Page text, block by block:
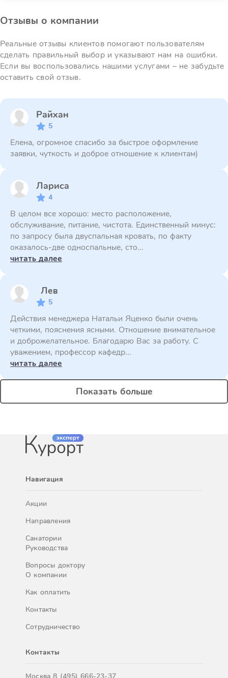
Отзывы о компании
Реальные отзывы клиентов помогают пользователям
сделать правильный выбор и указывают нам на ошибки.
Если вы воспользовались нашими услугами – не забудьте
оставить свой отзыв.
Райхан
5
Елена, огромное спасибо за быстрое оформление
заявки, чуткость и доброе отношение к клиентам)
Лариса
4
В целом все хорошо: место расположение,
обслуживание, питание, чистота. Единственный минус:
по запросу была двуспальная кровать, по факту
оказалось-две односпальные, сто...
читать далее
Лев
5
Действия менеджера Натальи Яценко были очень
четкими, пояснения ясными. Отношение внимательное
и доброжелательное. Благодарю Вас за работу. С
уважением, профессор кафедр...
читать далее
Показать больше
Навигация
Акции
Направления
Санатории
Руководства
Вопросы доктору
О компании
Как оплатить
Контакты
Сотрудничество
Контакты